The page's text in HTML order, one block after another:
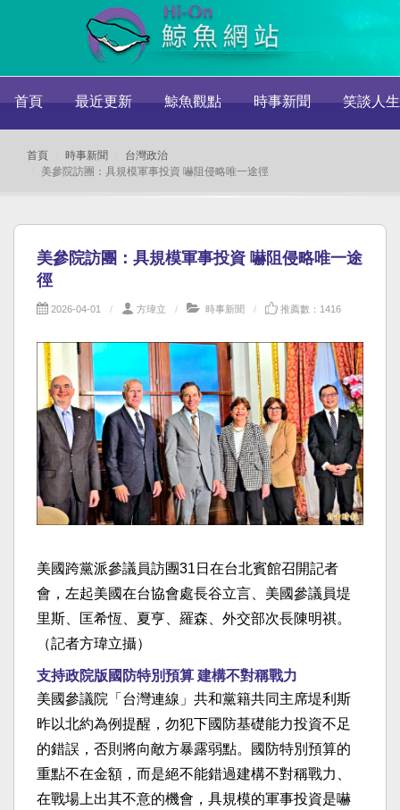
首頁 最近更新 鯨魚觀點 時事新聞 笑談人生
首頁 時事新聞
台灣政治
美參院訪團：具規模軍事投資 嚇阻侵略唯一途徑
美參院訪團：具規模軍事投資 嚇阻侵略唯一途
徑
2026-04-01 方瑋立 時事新聞 推薦數：1416
美國跨黨派參議員訪團31日在台北賓館召開記者
會，左起美國在台協會處長谷立言、美國參議員堤
里斯、匡希恆、夏亨、羅森、外交部次長陳明祺。
（記者方瑋立攝）
支持政院版國防特別預算 建構不對稱戰力
美國參議院「台灣連線」共和黨籍共同主席堤利斯
昨以北約為例提醒，勿犯下國防基礎能力投資不足
的錯誤，否則將向敵方暴露弱點。國防特別預算的
重點不在金額，而是絕不能錯過建構不對稱戰力、
在戰場上出其不意的機會，具規模的軍事投資是嚇